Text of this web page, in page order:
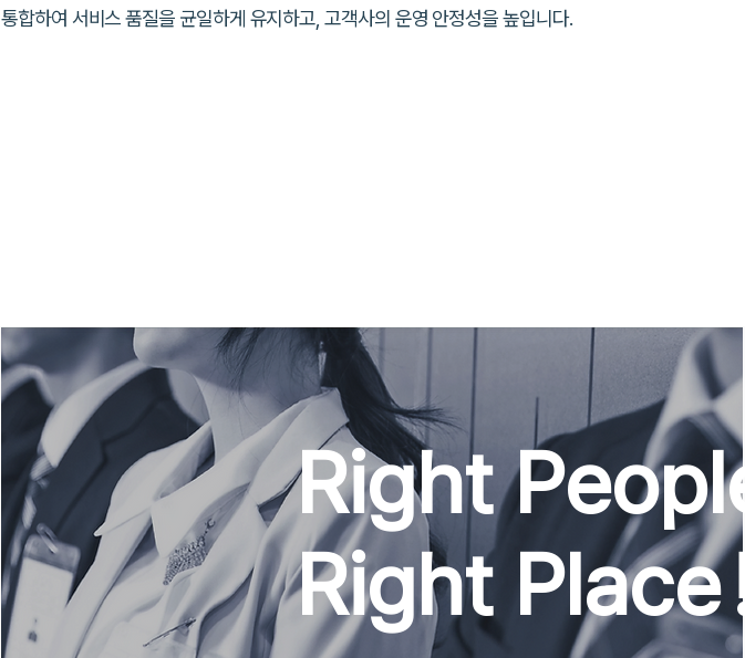
통합하여 서비스 품질을 균일하게 유지하고, 고객사의 운영 안정성을 높입니다.
Right People,
Right Place!